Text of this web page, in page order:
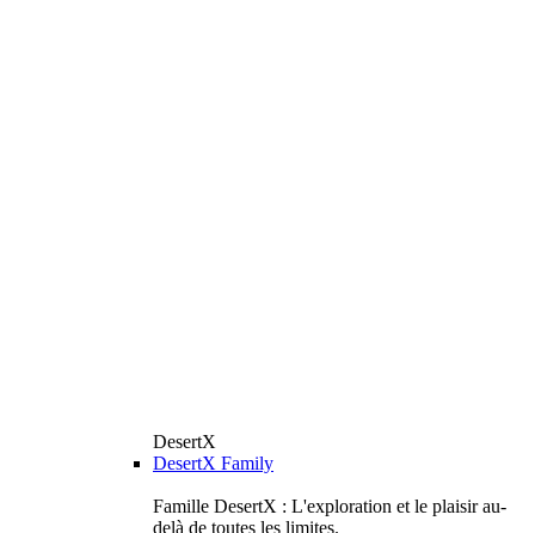
DesertX
DesertX Family
Famille DesertX : L'exploration et le plaisir au-
delà de toutes les limites.